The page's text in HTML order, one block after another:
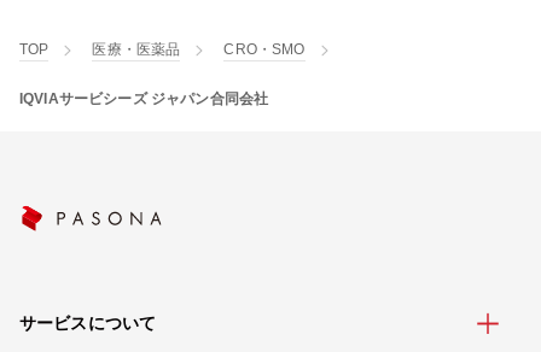
TOP 医療・医薬品 CRO・SMO
IQVIAサービシーズ ジャパン合同会社
サービスについて